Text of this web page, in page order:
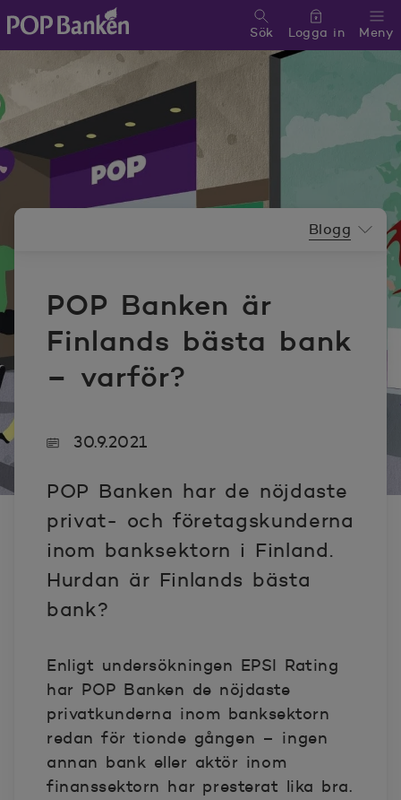
POP banken, till hemsidan
Meny
Sök Logga in
POP Banken är
Finlands bästa bank
– varför?
Blogg
30.9.2021
POP Banken har de nöjdaste
privat- och företagskunderna
inom banksektorn i Finland.
Hurdan är Finlands bästa
bank?
Enligt undersökningen EPSI Rating
har POP Banken de nöjdaste
privatkunderna inom banksektorn
redan för tionde gången – ingen
annan bank eller aktör inom
finanssektorn har presterat lika bra.